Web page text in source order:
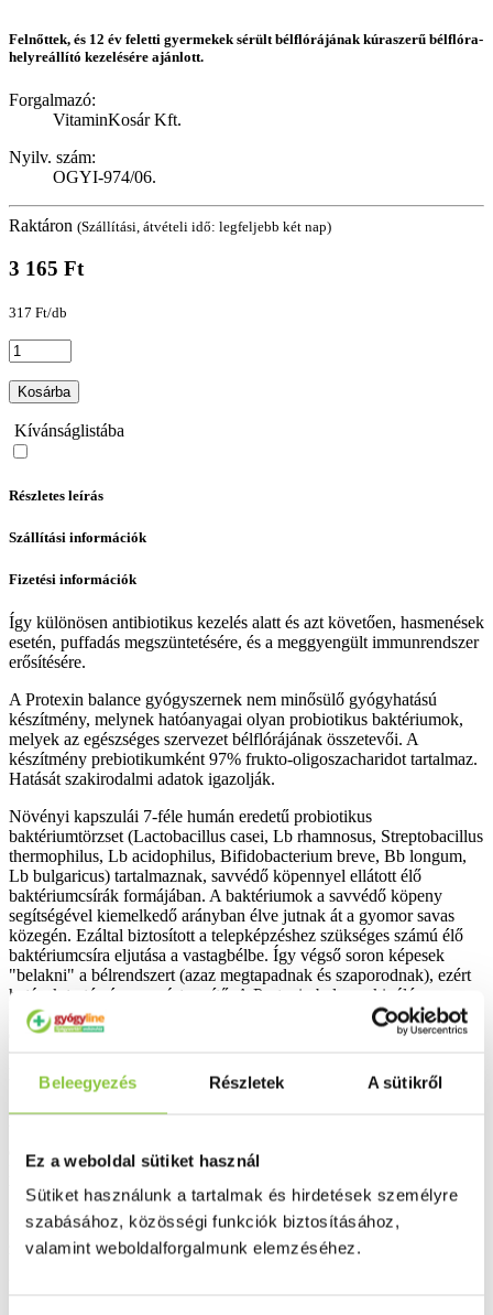
Beleegyezés Részletek A sütikről
Ez a weboldal sütiket használ
Sütiket használunk a tartalmak és hirdetések személyre
szabásához, közösségi funkciók biztosításához,
valamint weboldalforgalmunk elemzéséhez.
Felnőttek, és 12 év feletti gyermekek sérült bélflórájának kúraszerű bélflóra-
helyreállító kezelésére ajánlott.
Forgalmazó:
VitaminKosár Kft.
Nyilv. szám:
OGYI-974/06.
Raktáron (Szállítási, átvételi idő: legfeljebb két nap)
3 165 Ft
317 Ft/db
Kosárba
Kívánságlistába
Részletes leírás
Szállítási információk
Fizetési információk
Így különösen antibiotikus kezelés alatt és azt követően, hasmenések
esetén, puffadás megszüntetésére, és a meggyengült immunrendszer
erősítésére.
A Protexin balance gyógyszernek nem minősülő gyógyhatású
készítmény, melynek hatóanyagai olyan probiotikus baktériumok,
melyek az egészséges szervezet bélflórájának összetevői. A
készítmény prebiotikumként 97% frukto-oligoszacharidot tartalmaz.
Hatását szakirodalmi adatok igazolják.
Növényi kapszulái 7-féle humán eredetű probiotikus
baktériumtörzset (Lactobacillus casei, Lb rhamnosus, Streptobacillus
thermophilus, Lb acidophilus, Bifidobacterium breve, Bb longum,
Lb bulgaricus) tartalmaznak, savvédő köpennyel ellátott élő
baktériumcsírák formájában. A baktériumok a savvédő köpeny
segítségével kiemelkedő arányban élve jutnak át a gyomor savas
közegén. Ezáltal biztosított a telepképzéshez szükséges számú élő
baktériumcsíra eljutása a vastagbélbe. Így végső soron képesek
"belakni" a bélrendszert (azaz megtapadnak és szaporodnak), ezért
hatásuk tartós és egymást segítő. A Protexin balance kiváló
kolonizációs képességét a benne található prebiotikum (frukto-
oligoszacharid) fokozza, és az alacsony napi terápiás költség ideális
választássá teszi bármely antibiotikum kezelés mellé, a bélflóra
helyreállítására.
Adagolás: naponta két alkalommal, főétkezéskor egy-egy kapszulát
érzékenyek az elterjedten alkalmazott antibiotikumokkal szemben.
Ezért legalább 3 óra teljen el az antibiotikum és a Protexin balance
bevétele között.
Figyelmeztetés: a készítményt gyermekek elől gondosan el kell
zárni!